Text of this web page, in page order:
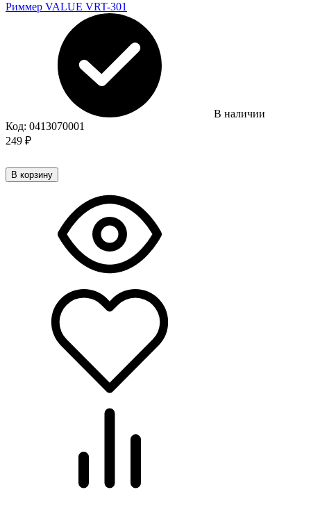
Риммер VALUE VRT-301
В наличии
Код: 0413070001
249 ₽
В корзину